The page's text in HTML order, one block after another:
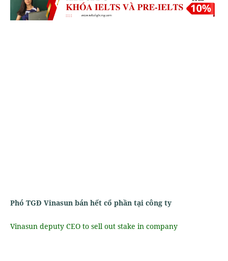
Phó TGĐ Vinasun bán hết cổ phần tại công ty
Vinasun deputy CEO to sell out stake in company